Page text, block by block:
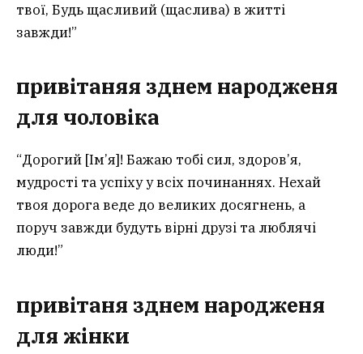
твої, Будь щасливий (щаслива) в житті
завжди!”
привітаняя зднем народженя
для чоловіка
“Дорогий [Ім’я]! Бажаю тобі сил, здоров’я,
мудрості та успіху у всіх починаннях. Нехай
твоя дорога веде до великих досягнень, а
поруч завжди будуть вірні друзі та люблячі
люди!”
привітаня зднем народженя
для жінки